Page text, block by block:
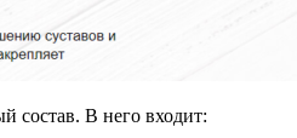
состав. В него входит: